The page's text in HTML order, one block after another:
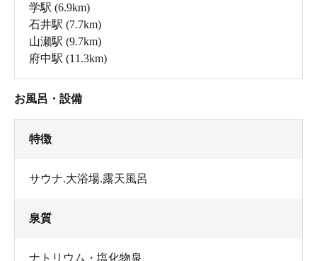
学駅 (6.9km)
石井駅 (7.7km)
山瀬駅 (9.7km)
府中駅 (11.3km)
お風呂・設備
特徴
サウナ.大浴場.露天風呂
泉質
ナトリウム・塩化物泉